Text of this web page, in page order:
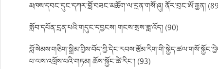
མཁས་དབང་དུང་དཀར་བློ་བཟང་མཆོག་ལ་དྲན་གསོ་ཞུ། ནོར་བྲང་ཨོ་རྒྱན།
སློབ་དཔོན་དྲན་པའི་གདུང་དབྱངས། གངས་སྲས་ཟླ་འོད། (90)
པ་ལས་འཕྲོས་པའི་གཏམ། ཆོས་སྐྱོང་ཚེ་རིང་། (93)